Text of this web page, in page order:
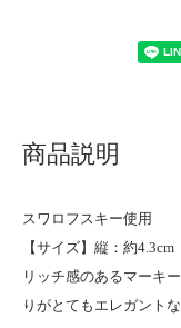
商品説明
スワロフスキー使用
【サイズ】縦：約
リッチ感のあるマーキ
りがとてもエレガント